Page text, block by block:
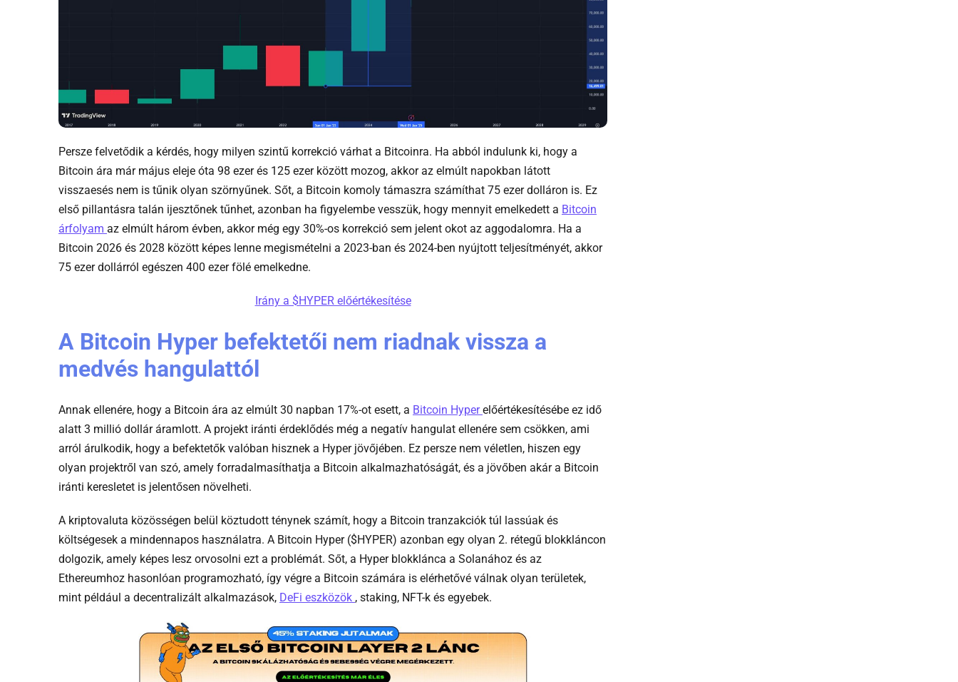
Persze felvetődik a kérdés, hogy milyen szintű korrekció várhat a Bitcoinra. Ha abból indulunk ki, hogy a
Bitcoin ára már május eleje óta 98 ezer és 125 ezer között mozog, akkor az elmúlt napokban látott
visszaesés nem is tűnik olyan szörnyűnek. Sőt, a Bitcoin komoly támaszra számíthat 75 ezer dolláron is. Ez
első pillantásra talán ijesztőnek tűnhet, azonban ha figyelembe vesszük, hogy mennyit emelkedett a Bitcoin
árfolyam -
Bitcoin
arfolyam
az elmúlt három évben, akkor még egy 30%-os korrekció sem jelent okot az aggodalomra. Ha a
Bitcoin 2026 és 2028 között képes lenne megismételni a 2023-ban és 2024-ben nyújtott teljesítményét, akkor
75 ezer dollárról egészen 400 ezer fölé emelkedne.
Irány a $HYPER előértékesítése-
pd
A Bitcoin Hyper befektetői nem riadnak vissza a
medvés hangulattól
Annak ellenére, hogy a Bitcoin ára az elmúlt 30 napban 17%-ot esett, a Bitcoin Hyper-
B_btchyper
pd
hu
előértékesítésébe ez idő
alatt 3 millió dollár áramlott. A projekt iránti érdeklődés még a negatív hangulat ellenére sem csökken, ami
arról árulkodik, hogy a befektetők valóban hisznek a Hyper jövőjében. Ez persze nem véletlen, hiszen egy
olyan projektről van szó, amely forradalmasíthatja a Bitcoin alkalmazhatóságát, és a jövőben akár a Bitcoin
iránti keresletet is jelentősen növelheti.
A kriptovaluta közösségen belül köztudott ténynek számít, hogy a Bitcoin tranzakciók túl lassúak és
költségesek a mindennapos használatra. A Bitcoin Hyper ($HYPER) azonban egy olyan 2. rétegű blokkláncon
dolgozik, amely képes lesz orvosolni ezt a problémát. Sőt, a Hyper blokklánca a Solanához és az
Ethereumhoz hasonlóan programozható, így végre a Bitcoin számára is elérhetővé válnak olyan területek,
mint például a decentralizált alkalmazások, DeFi eszközök -
kriptovaluta
penztarcak
defi
, staking, NFT-k és egyebek.